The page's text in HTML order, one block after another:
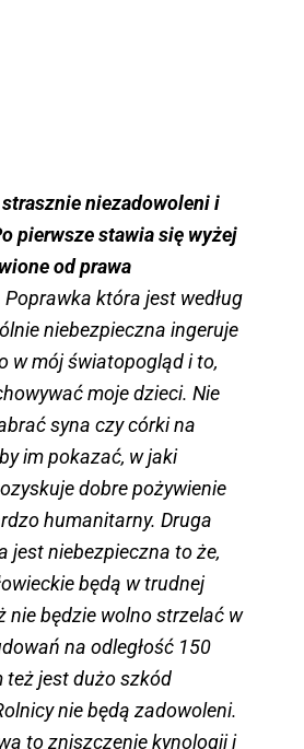
niezadowoleni i
pierwsze stawia się wyżej
od prawa
Poprawka która jest według
niebezpieczna ingeruje
w mój światopogląd i to,
moje dzieci. Nie
syna czy córki na
im pokazać, w jaki
dobre pożywienie
humanitarny. Druga
jest niebezpieczna to że,
będą w trudnej
nie będzie wolno strzelać w
na odległość 150
też jest dużo szkód
nie będą zadowoleni.
to zniszczenie kynologii i